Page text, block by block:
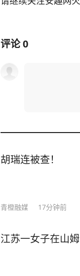
评论0
胡瑞连被查！
青橙融媒 17分钟前
江苏一女子在山